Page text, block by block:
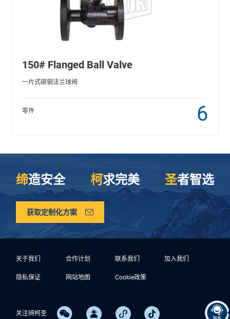
150# Flanged Ball Valve
一片式碳钢法兰球阀
零件 6
缔造安全 柯求完美 圣者智选
获取定制化方案
关于我们 合作计划 联系我们 加入我们
隐私保证 网站地图 Cookie政策
关注缔柯圣